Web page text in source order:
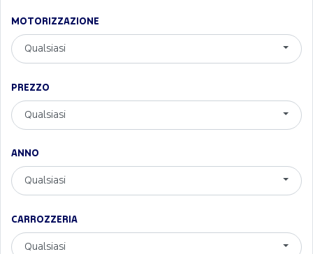
MOTORIZZAZIONE
Qualsiasi
PREZZO
Qualsiasi
ANNO
Qualsiasi
CARROZZERIA
Qualsiasi